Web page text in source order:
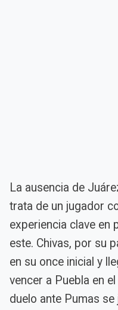
La ausencia de
trata de un jugador
experiencia clave en
este. Chivas, por su
en su once inicial y
vencer a Puebla en
duelo ante Pumas